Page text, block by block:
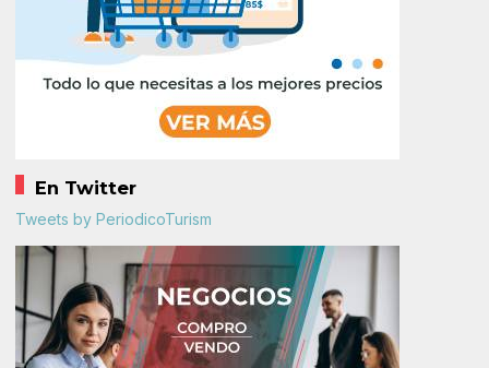
En Twitter
Tweets by PeriodicoTurism